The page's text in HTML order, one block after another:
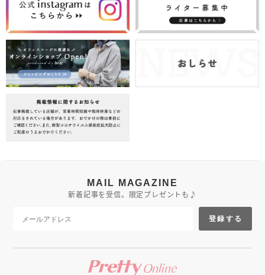
MAIL MAGAZINE
新着記事を受信。限定プレゼントも♪
登録する